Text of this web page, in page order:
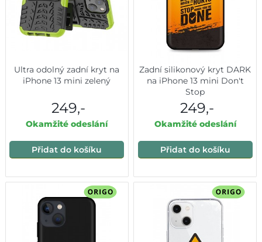
Ultra odolný zadní kryt na
iPhone 13 mini zelený
249,-
Okamžité odeslání
Přidat do košíku
Zadní silikonový kryt DARK
na iPhone 13 mini Don't
Stop
249,-
Okamžité odeslání
Přidat do košíku